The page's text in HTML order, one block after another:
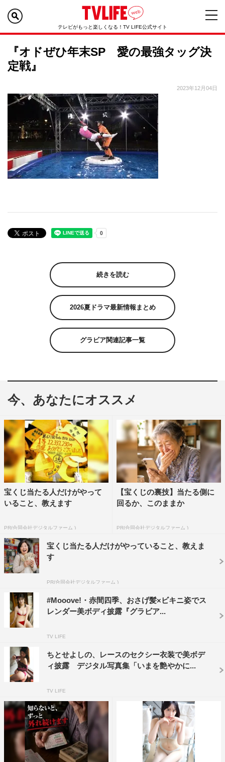
テレビがもっと楽しくなる！TV LIFE公式サイト
『オドぜひ年末SP 愛の最強タッグ決
定戦』
2023年12月04日
続きを読む
2026夏ドラマ最新情報まとめ
グラビア関連記事一覧
今、あなたにオススメ
宝くじ当たる人だけがやって
いること、教えます
PR(合同会社デジタルファーム )
【宝くじの裏技】当たる側に
回るか、このままか
PR(合同会社デジタルファーム )
宝くじ当たる人だけがやっていること、教えま
す
PR(合同会社デジタルファーム )
#Mooove!・赤間四季、おさげ髪×ビキニ姿でス
レンダー美ボディ披露『グラビア...
TV LIFE
ちとせよしの、レースのセクシー衣装で美ボデ
ィ披露 デジタル写真集「いまを艶やかに...
TV LIFE